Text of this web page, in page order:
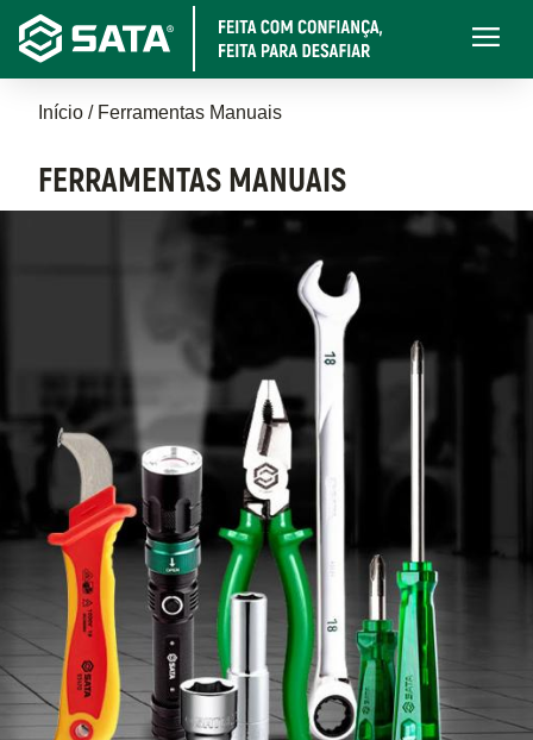
Pular
para
o
conteúdo
Main
Trilha
de
navegação
Início Ferramentas Manuais
FERRAMENTAS MANUAIS